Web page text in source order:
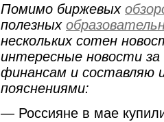
Помимо биржевых
полезных
нескольких сотен
интересные новости
финансам и составляю
пояснениями:
— Россияне в мае